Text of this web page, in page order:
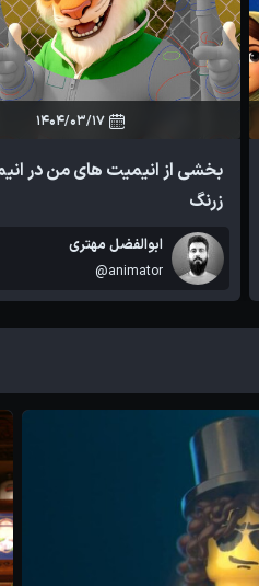
1404/03/17
بخشی از انیمیت های من در
زرنگ
ابوالفضل مهتری
@animator